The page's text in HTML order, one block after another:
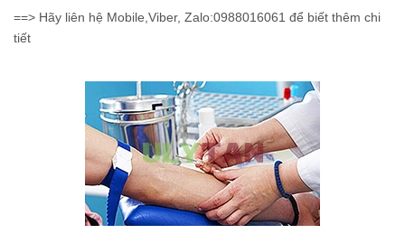
==> Hãy liên hệ Mobile,Viber, Zalo:0988016061 để biết thêm chi
tiết